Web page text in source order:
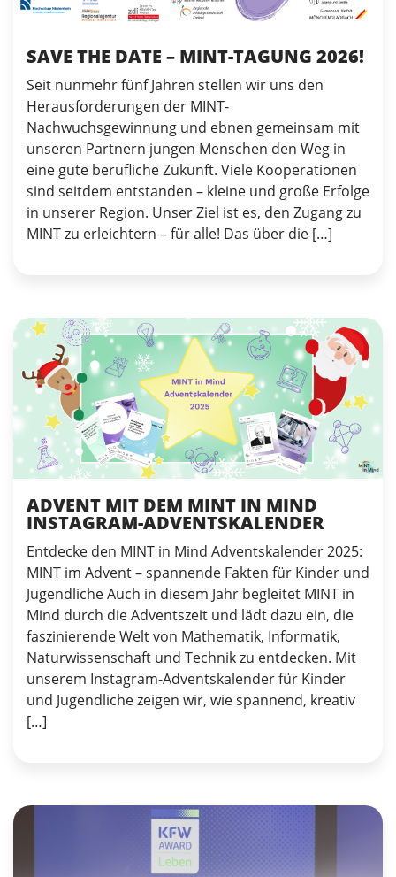
SAVE THE DATE – MINT-TAGUNG 2026!
Seit nunmehr fünf Jahren stellen wir uns den
Herausforderungen der MINT-
Nachwuchsgewinnung und ebnen gemeinsam mit
unseren Partnern jungen Menschen den Weg in
eine gute berufliche Zukunft. Viele Kooperationen
sind seitdem entstanden – kleine und große Erfolge
in unserer Region. Unser Ziel ist es, den Zugang zu
MINT zu erleichtern – für alle! Das über die […]
ADVENT MIT DEM MINT IN MIND
INSTAGRAM-ADVENTSKALENDER
Entdecke den MINT in Mind Adventskalender 2025:
MINT im Advent – spannende Fakten für Kinder und
Jugendliche Auch in diesem Jahr begleitet MINT in
Mind durch die Adventszeit und lädt dazu ein, die
faszinierende Welt von Mathematik, Informatik,
Naturwissenschaft und Technik zu entdecken. Mit
unserem Instagram-Adventskalender für Kinder
und Jugendliche zeigen wir, wie spannend, kreativ
[…]